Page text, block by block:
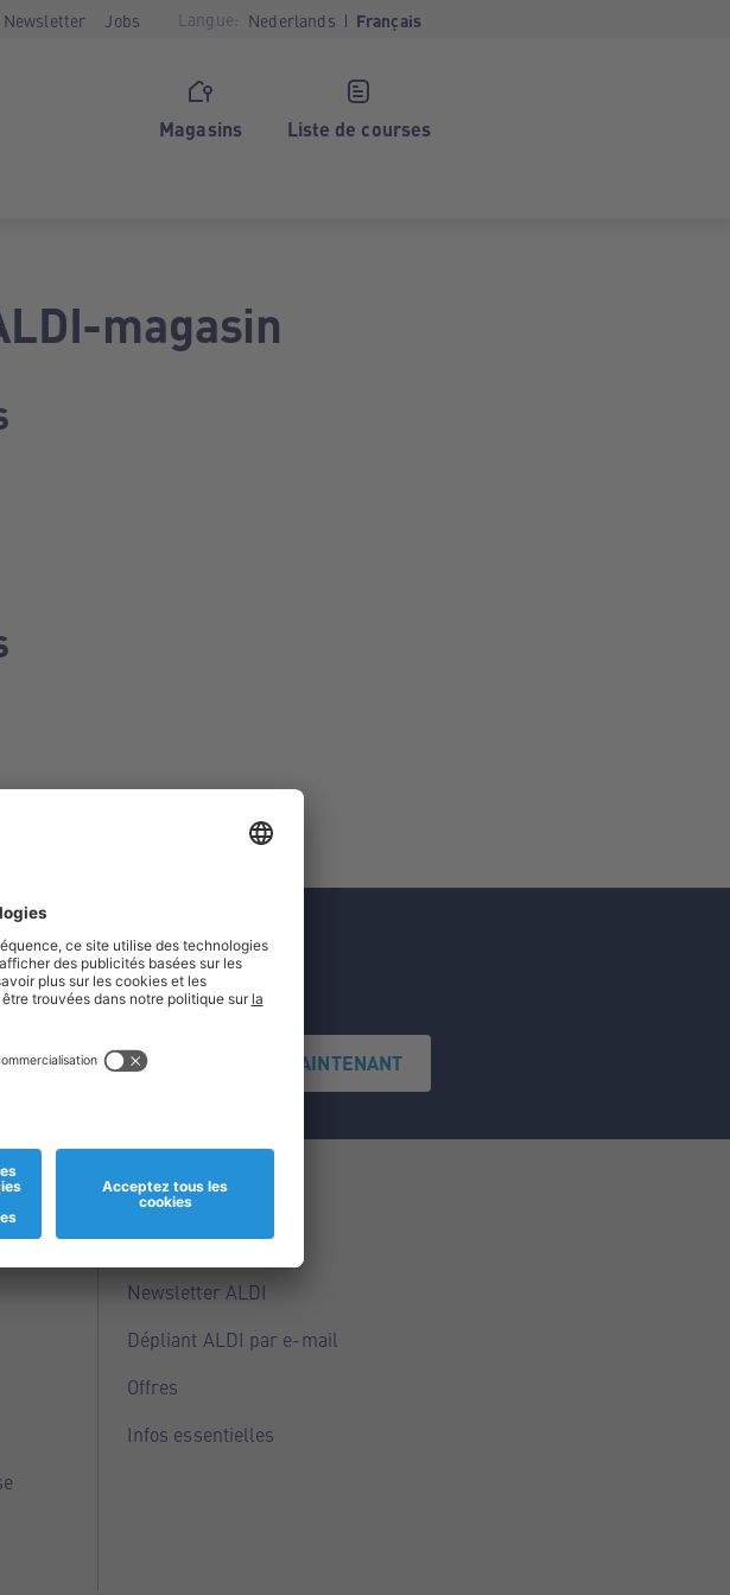
Newsletter Jobs Langue: Nederlands Français
Magasins Liste de courses
magasin
S'INSCRIRE MAINTENANT
Service
Points ALDI
Newsletter ALDI
Dépliant ALDI par e-mail
Offres
Infos essentielles